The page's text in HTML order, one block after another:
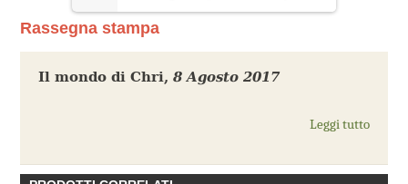
Rassegna stampa
Il mondo di Chri, 8 Agosto 2017
Leggi tutto